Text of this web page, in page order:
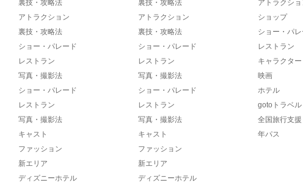
裏技・攻略法
アトラクション
裏技・攻略法
ショー・パレード
レストラン
写真・撮影法
ショー・パレード
レストラン
写真・撮影法
キャスト
ファッション
新エリア
ディズニーホテル
裏技・攻略法
アトラクション
裏技・攻略法
ショー・パレード
レストラン
写真・撮影法
ショー・パレード
レストラン
写真・撮影法
キャスト
ファッション
新エリア
ディズニーホテル
アトラクシ
ショップ
ショー・パ
レストラン
キャラクター
映画
ホテル
gotoトラベル
全国旅行支援
年パス